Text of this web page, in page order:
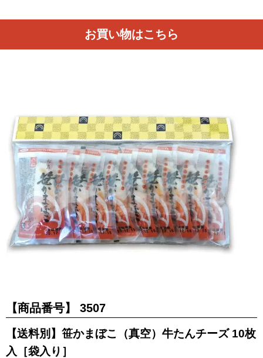
お買い物はこちら
【商品番号】 3507
【送料別】笹かまぼこ（真空）牛たんチーズ 10枚
入［袋入り］